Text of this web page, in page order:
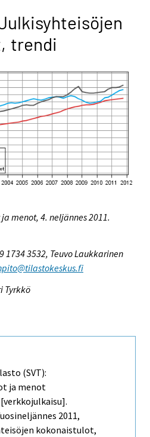
trendi
menot, 4. neljännes 2011.
3532, Teuvo Laukkarinen
Tyrkkö
(SVT):
ja menot
2011,
kokonaistulot,